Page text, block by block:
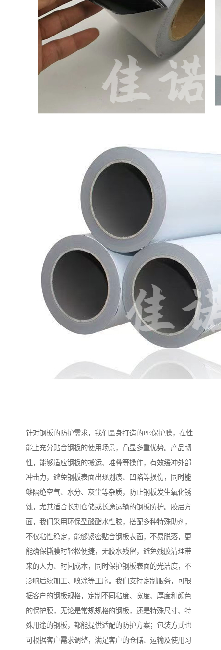
针对钢板的防护需求，我们量身打造的PE保护膜，在性
能上充分贴合钢板的使用场景，凸显多重优势。产品韧
性，能够适应钢板的搬运、堆叠等操作，有效缓冲外部
冲击力，避免钢板表面出现划痕、凹陷等损伤，同时能
够隔绝空气、水分、灰尘等杂质，防止钢板发生氧化锈
蚀，尤其适合长期仓储或长途运输的钢板防护。胶层方
面，我们采用环保型酸酯水性胶，搭配多种特殊助剂，
不仅粘性稳定，能够紧密贴合钢板表面，不易脱落，更
能确保撕膜时轻松便捷，无胶水残留，避免残胶清理带
来的人力、时间成本，同时保护钢板表面的光洁度，不
影响后续加工、喷涂等工序。我们支持定制服务，可根
据客户的钢板规格，定制不同粘度、宽度、厚度和颜色
的保护膜，无论是常规规格的钢板，还是特殊尺寸、特
殊用途的钢板，都能提供适配的防护方案；包装方式也
可根据客户需求调整，满足客户的仓储、运输及使用习